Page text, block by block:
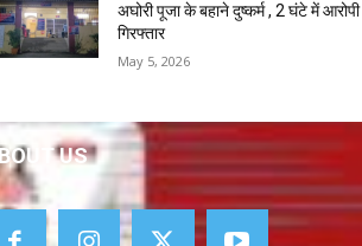
अघोरी पूजा के बहाने दुष्कर्म , 2 घंटे में आरोपी
गिरफ्तार
May 5, 2026
US